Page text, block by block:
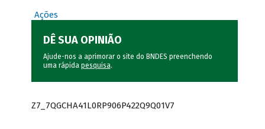
Ações
DÊ SUA OPINIÃO
Ajude-nos a aprimorar o site do BNDES preenchendo
uma rápida pesquisa.
Z7_7QGCHA41L0RP906P422Q9Q01V7